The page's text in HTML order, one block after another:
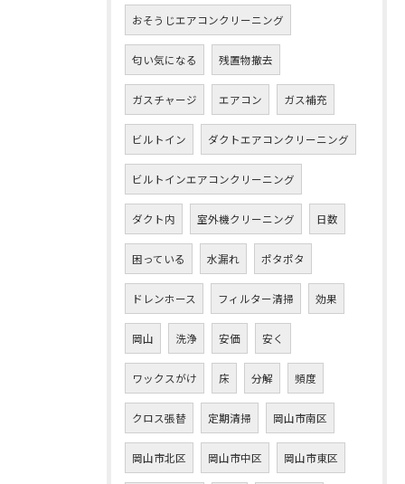
おそうじエアコンクリーニング
匂い気になる 残置物撤去
ガスチャージ エアコン ガス補充
ビルトイン ダクトエアコンクリーニング
ビルトインエアコンクリーニング
ダクト内 室外機クリーニング 日数
困っている 水漏れ ポタポタ
ドレンホース フィルター清掃 効果
岡山 洗浄 安価 安く
ワックスがけ 床 分解 頻度
クロス張替 定期清掃 岡山市南区
岡山市北区 岡山市中区 岡山市東区